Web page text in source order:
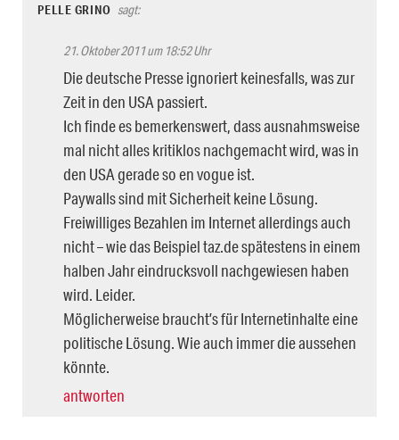
PELLE GRINO sagt:
21. Oktober 2011 um 18:52 Uhr
Die deutsche Presse ignoriert keinesfalls, was zur
Zeit in den USA passiert.
Ich finde es bemerkenswert, dass ausnahmsweise
mal nicht alles kritiklos nachgemacht wird, was in
den USA gerade so en vogue ist.
Paywalls sind mit Sicherheit keine Lösung.
Freiwilliges Bezahlen im Internet allerdings auch
nicht – wie das Beispiel taz.de spätestens in einem
halben Jahr eindrucksvoll nachgewiesen haben
wird. Leider.
Möglicherweise braucht’s für Internetinhalte eine
politische Lösung. Wie auch immer die aussehen
könnte.
antworten